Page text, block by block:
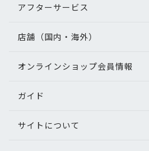
アフターサービス
店舗（国内・海外）
オンラインショップ会員情報
ガイド
サイトについて